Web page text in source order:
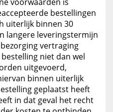
bestellingen
uiterlijk binnen 30
langere leveringstermijn
vertraging
niet dan wel
uitgevoerd,
binnen uiterlijk
geplaatst heeft
in dat geval het recht